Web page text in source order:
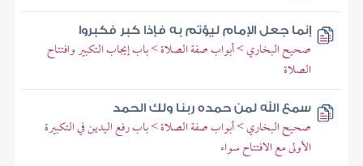
إنما جعل الإمام ليؤتم به فإذا كبر فكبروا
صحيح البخاري > أبواب صفة الصلاة > باب إيجاب التكبير وافتتاح
الصلاة
سمع الله لمن حمده ربنا ولك الحمد
صحيح البخاري > أبواب صفة الصلاة > باب رفع اليدين في التكبيرة
الأولى مع الافتتاح سواء